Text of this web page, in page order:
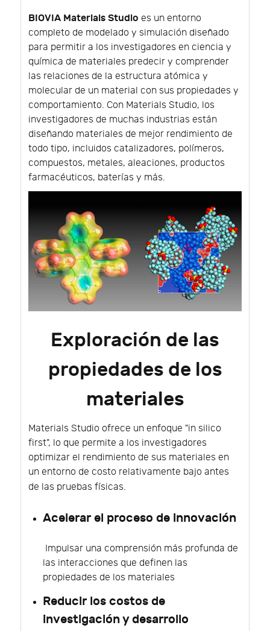
BIOVIA Materials Studio es un entorno
completo de modelado y simulación diseñado
para permitir a los investigadores en ciencia y
química de materiales predecir y comprender
las relaciones de la estructura atómica y
molecular de un material con sus propiedades y
comportamiento. Con Materials Studio, los
investigadores de muchas industrias están
diseñando materiales de mejor rendimiento de
todo tipo, incluidos catalizadores, polímeros,
compuestos, metales, aleaciones, productos
farmacéuticos, baterías y más.
Exploración de las
propiedades de los
materiales
Materials Studio ofrece un enfoque "in silico
first", lo que permite a los investigadores
optimizar el rendimiento de sus materiales en
un entorno de costo relativamente bajo antes
de las pruebas físicas.
Acelerar el proceso de innovación
Impulsar una comprensión más profunda de
las interacciones que definen las
propiedades de los materiales
Reducir los costos de
investigación y desarrollo